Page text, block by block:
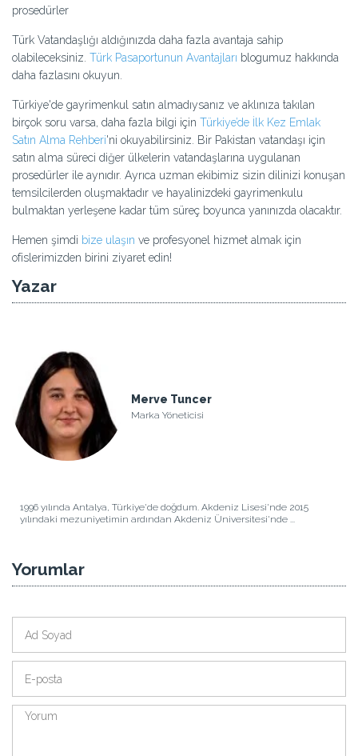
prosedürler
Türk Vatandaşlığı aldığınızda daha fazla avantaja sahip
olabileceksiniz. Türk Pasaportunun Avantajları blogumuz hakkında
daha fazlasını okuyun.
Türkiye'de gayrimenkul satın almadıysanız ve aklınıza takılan
birçok soru varsa, daha fazla bilgi için Türkiye’de İlk Kez Emlak
Satın Alma Rehberi'ni okuyabilirsiniz. Bir Pakistan vatandaşı için
satın alma süreci diğer ülkelerin vatandaşlarına uygulanan
prosedürler ile aynıdır. Ayrıca uzman ekibimiz sizin dilinizi konuşan
temsilcilerden oluşmaktadır ve hayalinizdeki gayrimenkulu
bulmaktan yerleşene kadar tüm süreç boyunca yanınızda olacaktır.
Hemen şimdi bize ulaşın ve profesyonel hizmet almak için
ofislerimizden birini ziyaret edin!
Yazar
Merve Tuncer
Marka Yöneticisi
1996 yılında Antalya, Türkiye'de doğdum. Akdeniz Lisesi'nde 2015
yılındaki mezuniyetimin ardından Akdeniz Üniversitesi'nde ...
Yorumlar